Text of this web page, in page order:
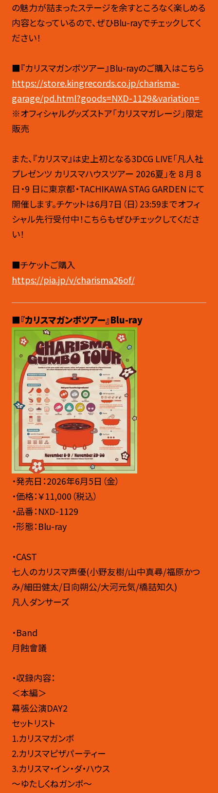
の魅力が詰まったステージを余すところなく楽しめる
内容となっているので、ぜひBlu-rayでチェックしてく
ださい！
■『カリスマガンボツアー』Blu-rayのご購入はこちら
https://store.kingrecords.co.jp/charisma-
garage/pd.html?goods=NXD-1129&variation=
※オフィシャルグッズストア「カリスマガレージ」限定
販売
また、『カリスマ』は史上初となる3DCG LIVE「凡人社
プレゼンツ カリスマハウスツアー 2026夏」を 8 月 8
日・9 日に東京都・TACHIKAWA STAG GARDEN にて
開催します。チケットは6月7日（日）23:59までオフィ
シャル先行受付中！こちらもぜひチェックしてくださ
い！
■チケットご購入
https://pia.jp/v/charisma26of/
■『カリスマガンボツアー』Blu-ray
・発売日：2026年6月5日（金）
・価格：￥11,000（税込）
・品番：NXD-1129
・形態：Blu-ray
・CAST
七人のカリスマ声優(小野友樹/山中真尋/福原かつ
み/細田健太/日向朔公/大河元気/橋詰知久)
凡人ダンサーズ
・Band
月蝕會議
・収録内容：
＜本編＞
幕張公演DAY2
セットリスト
1.カリスマガンボ
2.カリスマピザパーティー
3.カリスマ・イン・ダ・ハウス
～ゆたしくねガンボ～